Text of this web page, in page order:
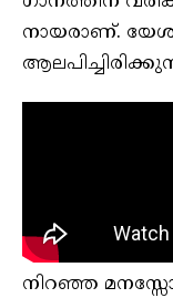
നായരാണ്.
നിറഞ്ഞ